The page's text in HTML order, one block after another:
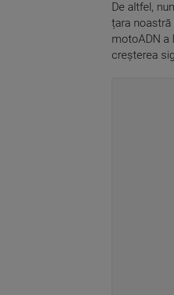
De altfel,
țara
motoADN a
creșterea